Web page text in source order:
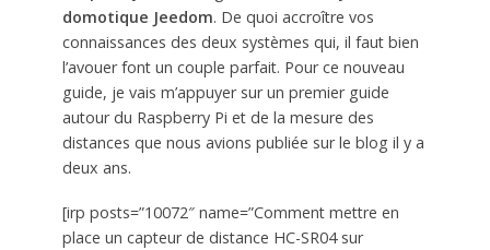
domotique Jeedom. De quoi accroître vos
connaissances des deux systèmes qui, il faut bien
l’avouer font un couple parfait. Pour ce nouveau
guide, je vais m’appuyer sur un premier guide
autour du Raspberry Pi et de la mesure des
distances que nous avions publiée sur le blog il y a
deux ans.
[irp posts=”10072″ name=”Comment mettre en
place un capteur de distance HC-SR04 sur